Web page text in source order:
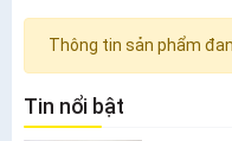
Thông tin sản phẩm
Tin nổi bật